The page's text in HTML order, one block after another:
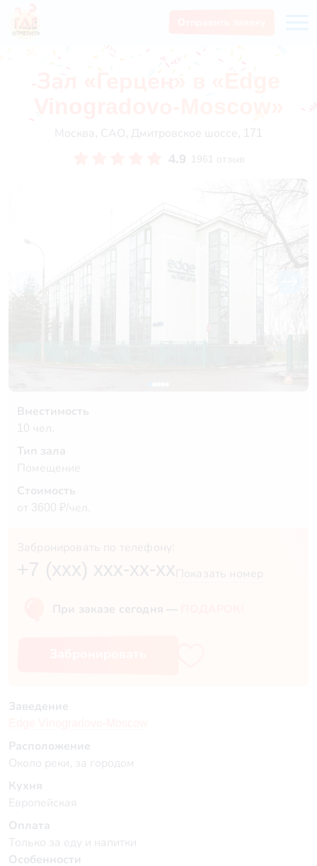
Зал «Герцен» в «Edge
Vinogradovо-Moscow»
Москва, САО, Дмитровское шоссе, 171
4.9 1961 отзыв
Вместимость
10 чел.
Тип зала
Помещение
Стоимость
от 3600 ₽/чел.
Забронировать по телефону:
+7 (xxx) xxx-xx-xx Показать номер
При заказе сегодня —
Заведение
Расположение
Около реки, за городом
Кухня
Европейская
Оплата
Только за еду и напитки
Особенности